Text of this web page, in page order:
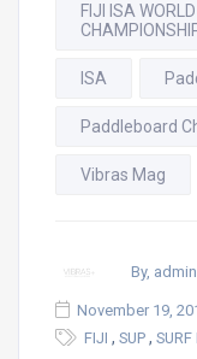
FIJI ISA
ISA
Paddleboard
Vibras Mag
By, admin
November 19,
FIJI , SUP ,